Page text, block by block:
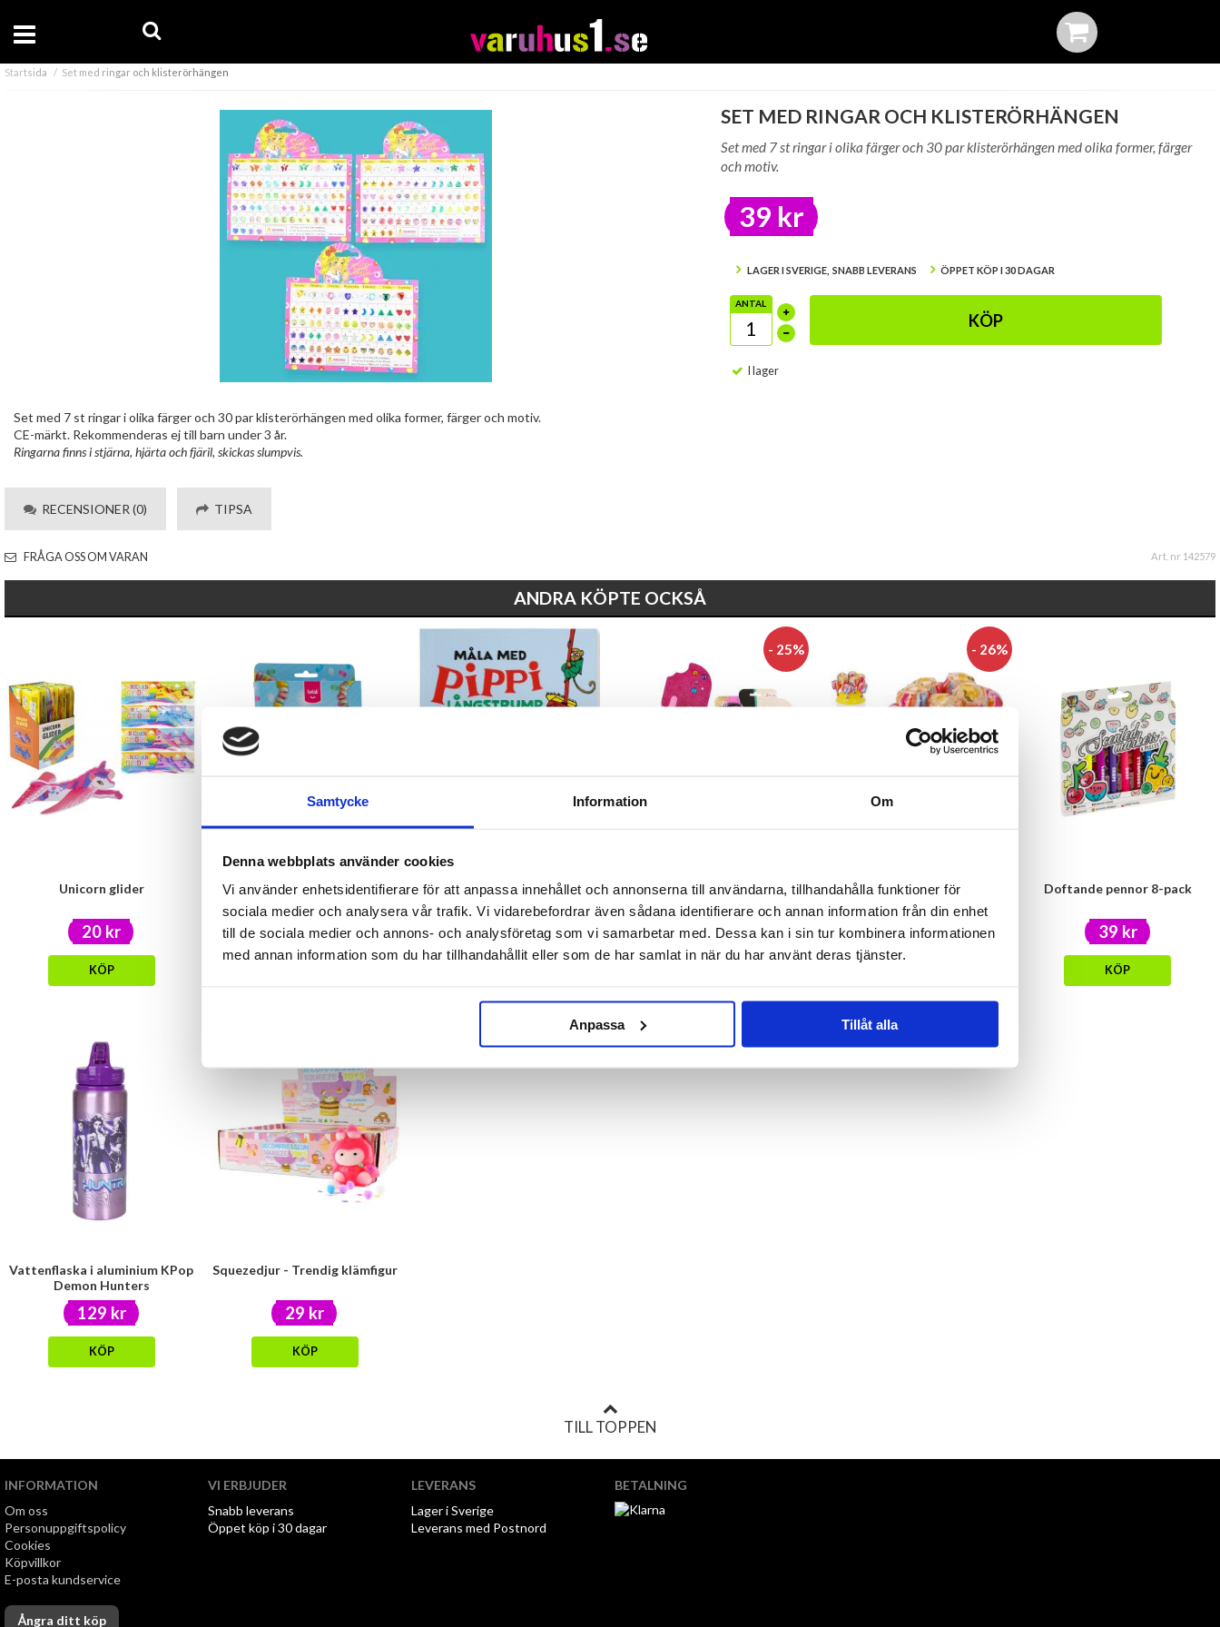
Samtycke Information Om
Denna webbplats använder cookies
Vi använder enhetsidentifierare för att anpassa innehållet och annonserna till användarna, tillhandahålla funktioner för
sociala medier och analysera vår trafik. Vi vidarebefordrar även sådana identifierare och annan information från din enhet
till de sociala medier och annons- och analysföretag som vi samarbetar med. Dessa kan i sin tur kombinera informationen
med annan information som du har tillhandahållit eller som de har samlat in när du har använt deras tjänster.
Anpassa Tillåt alla
Startsida Set med ringar och klisterörhängen
SET MED RINGAR OCH KLISTERÖRHÄNGEN
Set med 7 st ringar i olika färger och 30 par klisterörhängen med olika former, färger
och motiv.
39 kr
LAGER I SVERIGE, SNABB LEVERANS ÖPPET KÖP I 30 DAGAR
ANTAL
KÖP
I lager
Set med 7 st ringar i olika färger och 30 par klisterörhängen med olika former, färger och motiv.
CE-märkt. Rekommenderas ej till barn under 3 år.
Ringarna finns i stjärna, hjärta och fjäril, skickas slumpvis.
RECENSIONER (0) TIPSA
FRÅGA OSS OM VARAN Art. nr 142579
ANDRA KÖPTE OCKSÅ
Unicorn glider
20 kr
KÖP
Gör ditt egna godishalsband
29 kr
Pippi Långstrump målarbok
29 kr
- 25%
Sminkset - Glittrig glass
(Pinne)
79.90 kr59.90 kr
- 26%
10 st klubbor -Cupcake
39 kr29 kr
Doftande pennor 8-pack
39 kr
KÖP
Vattenflaska i aluminium KPop
Demon Hunters
129 kr
KÖP
Squezedjur - Trendig klämfigur
29 kr
KÖP
TILL TOPPEN
INFORMATION
Om oss
Personuppgiftspolicy
Cookies
Köpvillkor
E-posta kundservice
Ångra ditt köp
VI ERBJUDER
Snabb leverans
Öppet köp i 30 dagar
LEVERANS
Lager i Sverige
Leverans med Postnord
BETALNING